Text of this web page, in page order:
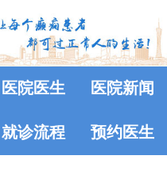
医院医生 医院新闻
就诊流程 预约医生